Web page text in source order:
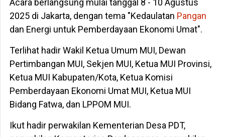
Acara berlangsung mulai tanggal 8 - 10 Agustus
2025 di Jakarta, dengan tema "Kedaulatan Pangan
dan Energi untuk Pemberdayaan Ekonomi Umat".
Terlihat hadir Wakil Ketua Umum MUI, Dewan
Pertimbangan MUI, Sekjen MUI, Ketua MUI Provinsi,
Ketua MUI Kabupaten/Kota, Ketua Komisi
Pemberdayaan Ekonomi Umat MUI, Ketua MUI
Bidang Fatwa, dan LPPOM MUI.
Ikut hadir perwakilan Kementerian Desa PDT,